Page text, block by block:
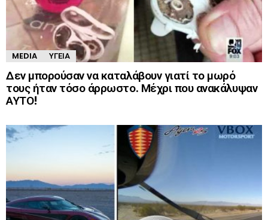
MEDIA ΥΓΕΊΑ
Δεν μπορούσαν να καταλάβουν γιατί το μωρό
τους ήταν τόσο άρρωστο. Μέχρι που ανακάλυψαν
ΑΥΤΟ!